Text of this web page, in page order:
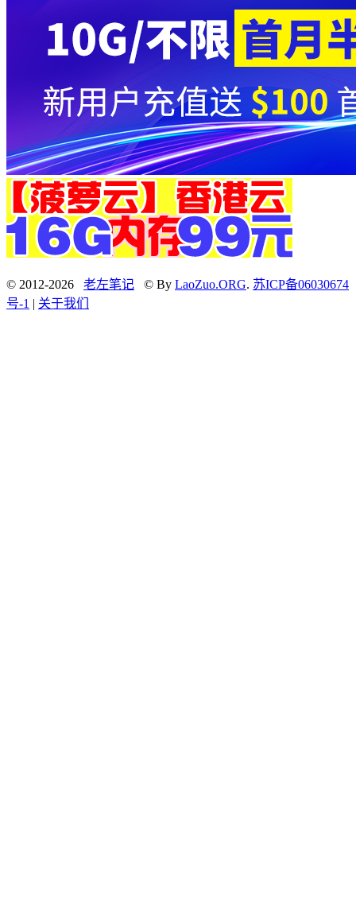
© 2012-2026 老左笔记 © By LaoZuo.ORG. 苏ICP备06030674
号-1 | 关于我们